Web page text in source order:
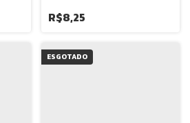
R$8,25
ESGOTADO